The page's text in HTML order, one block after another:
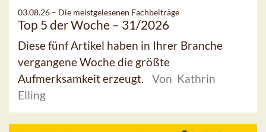
03.08.26 – Die meistgelesenen Fachbeiträge
Top 5 der Woche – 31/2026
Diese fünf Artikel haben in Ihrer Branche
vergangene Woche die größte
Aufmerksamkeit erzeugt.
Von Kathrin
Elling